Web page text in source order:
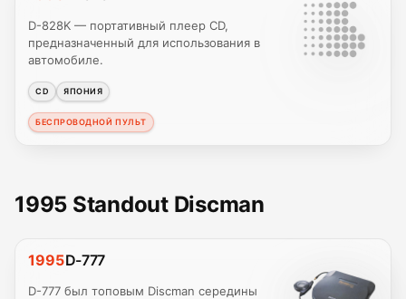
D-828K — портативный плеер CD,
предназначенный для использования в
автомобиле.
CD ЯПОНИЯ
БЕСПРОВОДНОЙ ПУЛЬТ
1995 Standout Discman
1995D-777
D-777 был топовым Discman середины